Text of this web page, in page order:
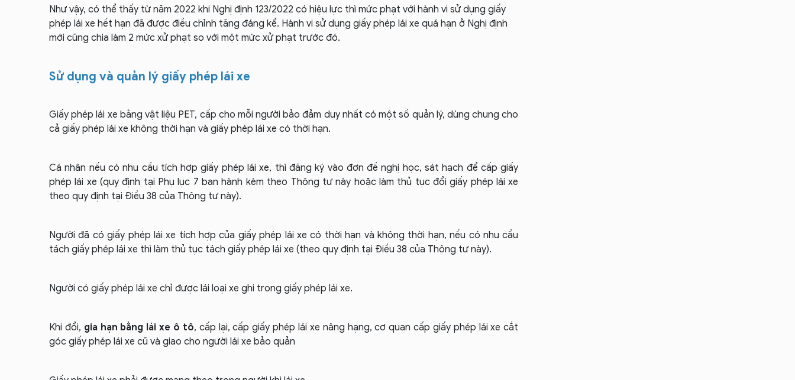
Như vậy, có thể thấy từ năm 2022 khi Nghị định 123/2022 có hiệu lực thì mức phạt với hành vi sử dụng giấy
phép lái xe hết hạn đã được điều chỉnh tăng đáng kể. Hành vi sử dụng giấy phép lái xe quá hạn ở Nghị định
mới cũng chia làm 2 mức xử phạt so với một mức xử phạt trước đó.
Sử dụng và quản lý giấy phép lái xe
Giấy phép lái xe bằng vật liệu PET, cấp cho mỗi người bảo đảm duy nhất có một số quản lý, dùng chung cho
cả giấy phép lái xe không thời hạn và giấy phép lái xe có thời hạn.
Cá nhân nếu có nhu cầu tích hợp giấy phép lái xe, thì đăng ký vào đơn đề nghị học, sát hạch để cấp giấy
phép lái xe (quy định tại Phụ lục 7 ban hành kèm theo Thông tư này hoặc làm thủ tục đổi giấy phép lái xe
theo quy định tại Điều 38 của Thông tư này).
Người đã có giấy phép lái xe tích hợp của giấy phép lái xe có thời hạn và không thời hạn, nếu có nhu cầu
tách giấy phép lái xe thì làm thủ tục tách giấy phép lái xe (theo quy định tại Điều 38 của Thông tư này).
Người có giấy phép lái xe chỉ được lái loại xe ghi trong giấy phép lái xe.
Khi đổi, gia hạn bằng lái xe ô tô, cấp lại, cấp giấy phép lái xe nâng hạng, cơ quan cấp giấy phép lái xe cắt
góc giấy phép lái xe cũ và giao cho người lái xe bảo quản